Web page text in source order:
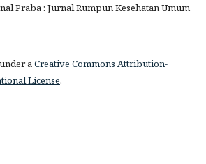
Praba : Jurnal Rumpun Kesehatan Umum
aCreative Commons Attribution-
License.